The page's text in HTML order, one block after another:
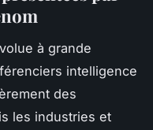
à grande
intelligence
des
les industries et